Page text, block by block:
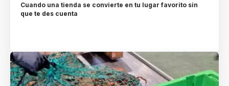
Cuando una tienda se convierte en tu lugar favorito sin
que te des cuenta